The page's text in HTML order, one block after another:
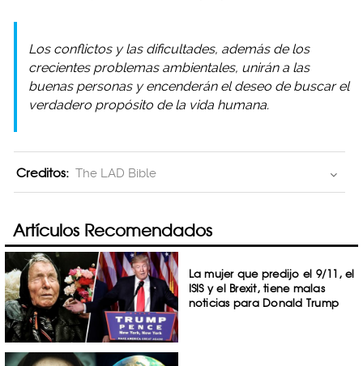
Los conflictos y las dificultades, además de los
crecientes problemas ambientales, unirán a las
buenas personas y encenderán el deseo de buscar el
verdadero propósito de la vida humana.
Creditos: The LAD Bible
Artículos Recomendados
La mujer que predijo el 9/11, el
ISIS y el Brexit, tiene malas
noticias para Donald Trump